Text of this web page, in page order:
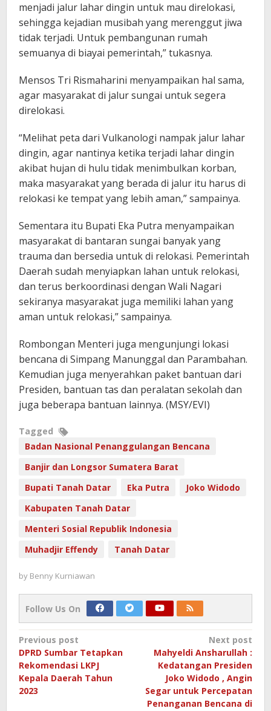
menjadi jalur lahar dingin untuk mau direlokasi,
sehingga kejadian musibah yang merenggut jiwa
tidak terjadi. Untuk pembangunan rumah
semuanya di biayai pemerintah,” tukasnya.
Mensos Tri Rismaharini menyampaikan hal sama,
agar masyarakat di jalur sungai untuk segera
direlokasi.
“Melihat peta dari Vulkanologi nampak jalur lahar
dingin, agar nantinya ketika terjadi lahar dingin
akibat hujan di hulu tidak menimbulkan korban,
maka masyarakat yang berada di jalur itu harus di
relokasi ke tempat yang lebih aman,” sampainya.
Sementara itu Bupati Eka Putra menyampaikan
masyarakat di bantaran sungai banyak yang
trauma dan bersedia untuk di relokasi. Pemerintah
Daerah sudah menyiapkan lahan untuk relokasi,
dan terus berkoordinasi dengan Wali Nagari
sekiranya masyarakat juga memiliki lahan yang
aman untuk relokasi,” sampainya.
Rombongan Menteri juga mengunjungi lokasi
bencana di Simpang Manunggal dan Parambahan.
Kemudian juga menyerahkan paket bantuan dari
Presiden, bantuan tas dan peralatan sekolah dan
juga beberapa bantuan lainnya. (MSY/EVI)
Tagged
Badan Nasional Penanggulangan Bencana
Banjir dan Longsor Sumatera Barat
Bupati Tanah Datar
Eka Putra
Joko Widodo
Kabupaten Tanah Datar
Menteri Sosial Republik Indonesia
Muhadjir Effendy
Tanah Datar
by Benny Kurniawan
Follow Us On
Post
navigation
Previous post
DPRD Sumbar Tetapkan
Rekomendasi LKPJ
Kepala Daerah Tahun
2023
Next post
Mahyeldi Ansharullah :
Kedatangan Presiden
Joko Widodo , Angin
Segar untuk Percepatan
Penanganan Bencana di